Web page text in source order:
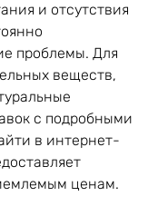
и отсутствия
проблемы. Для
веществ,
с подробными
в интернет-
ценам.